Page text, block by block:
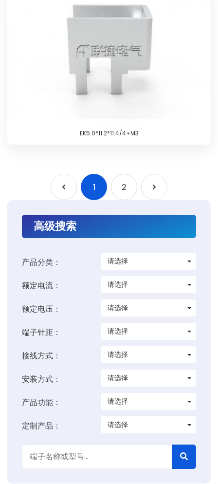
高级搜索
产品分类： 请选择
额定电流： 请选择
额定电压： 请选择
端子针距： 请选择
接线方式： 请选择
安装方式： 请选择
产品功能： 请选择
定制产品： 请选择
EK5.0*11.2*11.4/4+M3
1 2